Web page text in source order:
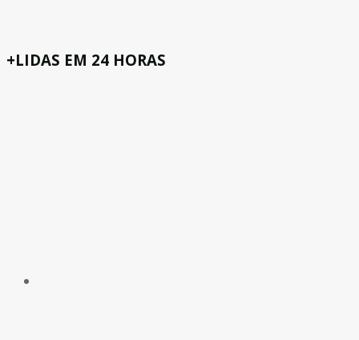
+LIDAS EM 24 HORAS